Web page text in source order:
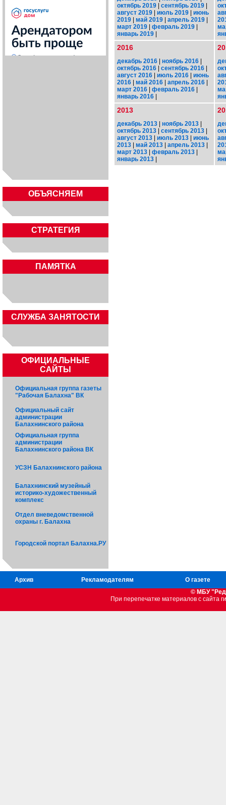
ОБЪЯСНЯЕМ
СТРАТЕГИЯ
ПАМЯТКА
CЛУЖБА ЗАНЯТОСТИ
ОФИЦИАЛЬНЫЕ
САЙТЫ
Официальная группа газеты
"Рабочая Балахна" ВК
Официальный сайт
администрации
Балахнинского района
Официальная группа
администрации
Балахнинского района ВК
УСЗН Балахнинского района
Балахнинский музейный
историко-художественный
комплекс
Отдел вневедомственной
охраны г. Балахна
Городской портал Балахна.РУ
октябрь 2019 | сентябрь 2019 |
август 2019 | июль 2019 | июнь
2019 | май 2019 | апрель 2019 |
март 2019 | февраль 2019 |
январь 2019 |
2016
декабрь 2016 | ноябрь 2016 |
октябрь 2016 | сентябрь 2016 |
август 2016 | июль 2016 | июнь
2016 | май 2016 | апрель 2016 |
март 2016 | февраль 2016 |
январь 2016 |
2013
декабрь 2013 | ноябрь 2013 |
октябрь 2013 | сентябрь 2013 |
август 2013 | июль 2013 | июнь
2013 | май 2013 | апрель 2013 |
март 2013 | февраль 2013 |
январь 2013 |
Архив Рекламодателям
О газете
© МБУ
При перепечатке материалов c сайта